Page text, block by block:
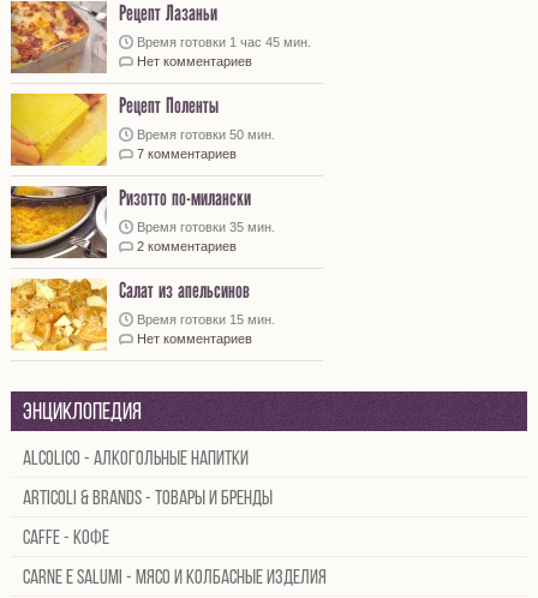
Рецепт Лазаньи
Время готовки 1 час 45 мин.
Нет комментариев
Рецепт Поленты
Время готовки 50 мин.
7 комментариев
Ризотто по-милански
Время готовки 35 мин.
2 комментариев
Салат из апельсинов
Время готовки 15 мин.
Нет комментариев
Энциклопедия
Alcolico - Алкогольные напитки
Articoli & brands - Товары и бренды
Caffe - Кофе
Carne e salumi - Мясо и колбасные изделия